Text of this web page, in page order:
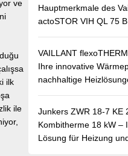
ve
ilk
ile
Hauptmerkmale des
actoSTOR VIH QL 75 B
VAILLANT
Ihre innovative
nachhaltige
Junkers ZWR 18-7 KE
Kombitherme 18 kW –
Lösung für Heizung